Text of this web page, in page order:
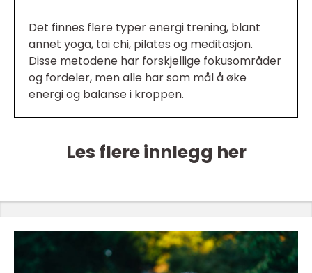
Det finnes flere typer energi trening, blant
annet yoga, tai chi, pilates og meditasjon.
Disse metodene har forskjellige fokusområder
og fordeler, men alle har som mål å øke
energi og balanse i kroppen.
Les flere innlegg her